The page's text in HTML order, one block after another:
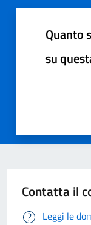
Quanto
su
Contatta il
Leggi le